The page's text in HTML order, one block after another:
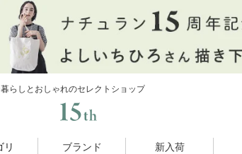
らしとおしゃれのセレクトショップ
リ ブランド 新入荷